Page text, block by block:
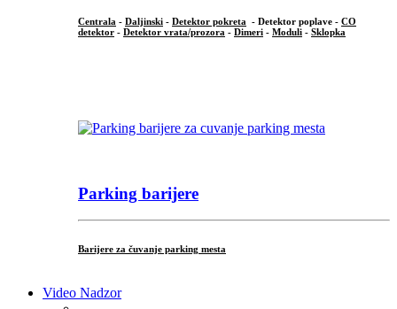
Centrala - Daljinski - Detektor pokreta - Detektor poplave - CO
detektor - Detektor vrata/prozora - Dimeri - Moduli - Sklopka
Parking barijere
Barijere za čuvanje parking mesta
Video Nadzor